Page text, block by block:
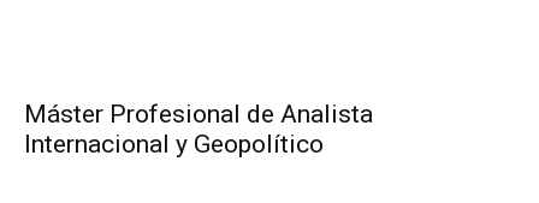
Máster Profesional de Analista
Internacional y Geopolítico